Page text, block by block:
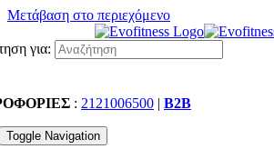
Μετάβαση στο περιεχόμενο
για:
: 2121006500 | B2B
Toggle Navigation